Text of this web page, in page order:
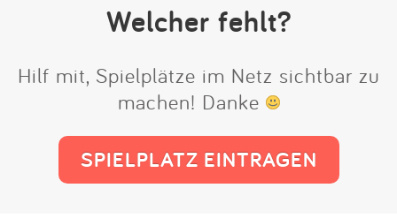
Welcher fehlt?
Hilf mit, Spielplätze im Netz sichtbar zu
machen! Danke
SPIELPLATZ EINTRAGEN